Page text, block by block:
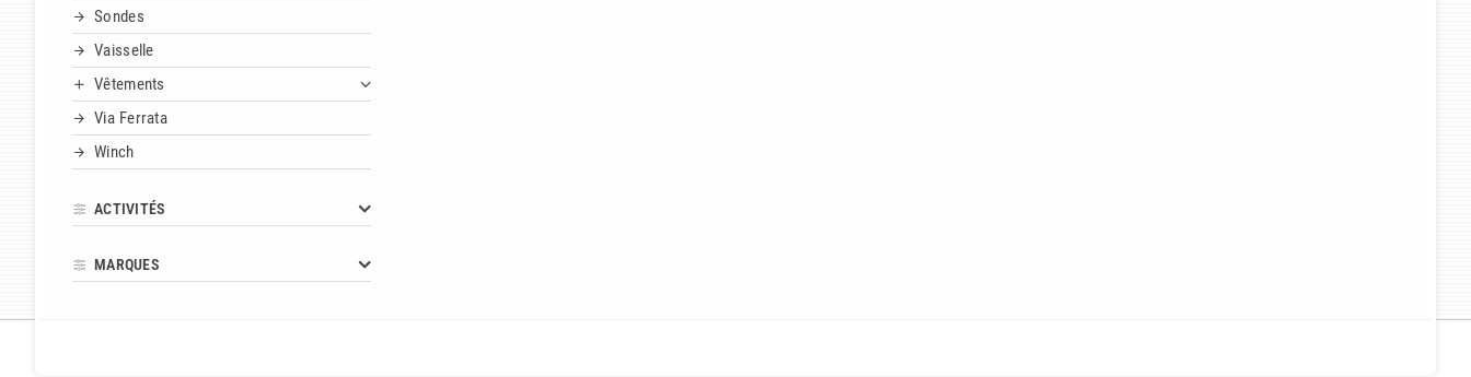
Sondes
Vaisselle
Vêtements
Via Ferrata
Winch
ACTIVITÉS
MARQUES